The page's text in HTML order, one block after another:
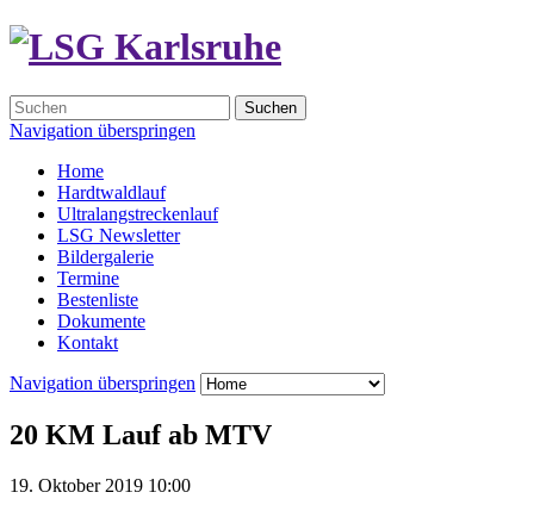
Suchen
Navigation überspringen
Home
Hardtwaldlauf
Ultralangstreckenlauf
LSG Newsletter
Bildergalerie
Termine
Bestenliste
Dokumente
Kontakt
Navigation überspringen
20 KM Lauf ab MTV
19. Oktober 2019 10:00